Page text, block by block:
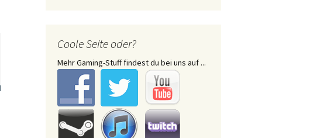
Coole Seite oder?
Mehr Gaming-Stuff findest du bei uns auf ...